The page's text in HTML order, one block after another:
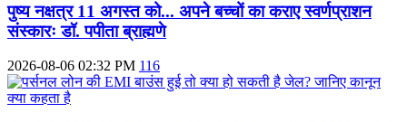
पुष्य नक्षत्र 11 अगस्त को... अपने बच्चों का कराए स्वर्णप्राशन
संस्कारः डॉ. पपीता ब्राह्मणे
2026-08-06 02:32 PM 116